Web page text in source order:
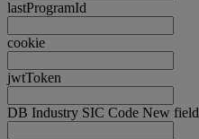
lastProgramId
cookie
jwtToken
DB Industry SIC Code New field